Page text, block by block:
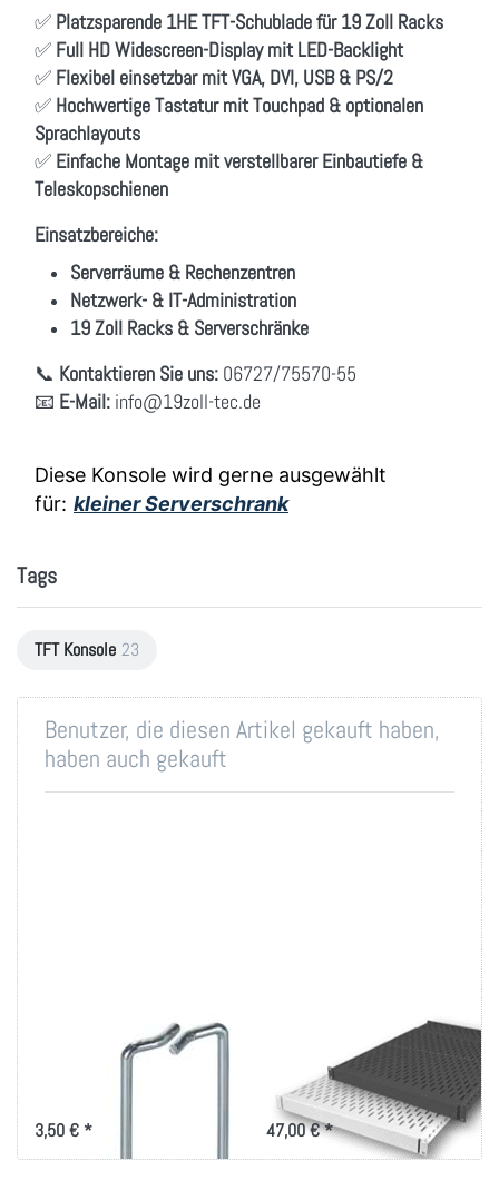
✅ Platzsparende 1HE TFT-Schublade für 19 Zoll Racks
✅ Full HD Widescreen-Display mit LED-Backlight
✅ Flexibel einsetzbar mit VGA, DVI, USB & PS/2
✅ Hochwertige Tastatur mit Touchpad & optionalen
Sprachlayouts
✅ Einfache Montage mit verstellbarer Einbautiefe &
Teleskopschienen
Einsatzbereiche:
Serverräume & Rechenzentren
Netzwerk- & IT-Administration
19 Zoll Racks & Serverschränke
📞 Kontaktieren Sie uns: 06727/75570-55
📧 E-Mail: info@19zoll-tec.de
Diese Konsole wird gerne ausgewählt
für: kleiner Serverschrank
Tags
TFT Konsole 23
Benutzer, die diesen Artikel gekauft haben,
haben auch gekauft
Rangierbügel
40x80mm, vertikale
3,50 € *
tiefenverstellbarer
Fachboden max.
150kg
47,00 € *